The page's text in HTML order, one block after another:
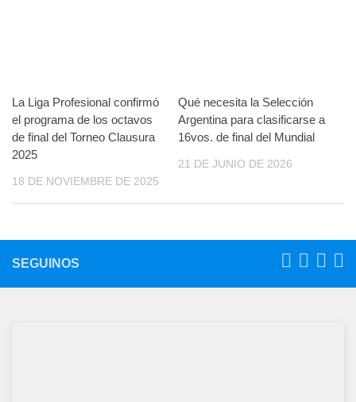
La Liga Profesional confirmó
el programa de los octavos
de final del Torneo Clausura
2025
18 DE NOVIEMBRE DE 2025
Qué necesita la Selección
Argentina para clasificarse a
16vos. de final del Mundial
21 DE JUNIO DE 2026
SEGUINOS